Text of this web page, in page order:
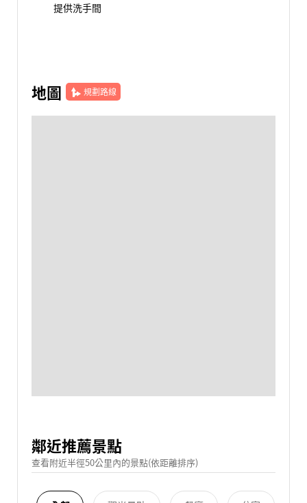
提供洗手間
地圖 規劃路線
鄰近推薦景點
查看附近半徑50公里內的景點(依距離排序)